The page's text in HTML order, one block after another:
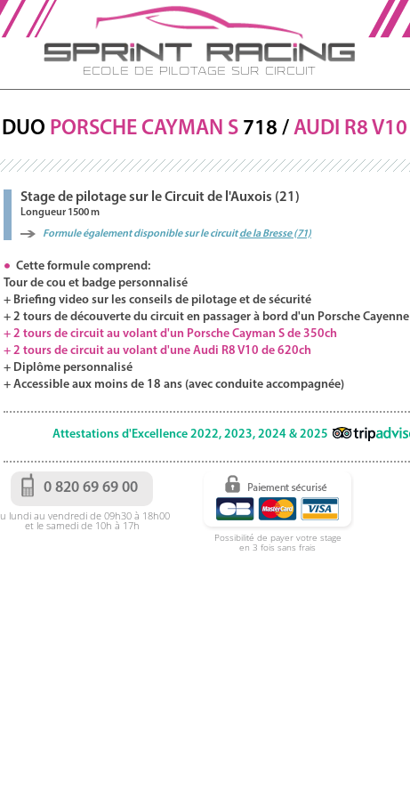
Ecole de Pilotage sur Circuit
DUO PORSCHE CAYMAN S 718 / AUDI R8 V10
Stage de pilotage sur le Circuit de l'Auxois (21)
Longueur 1500 m
Formule également disponible sur le circuitde la Bresse (71)
Cette formule comprend:
Tour de cou et badge personnalisé
+ Briefing video sur les conseils de pilotage et de sécurité
+ 2 tours de découverte du circuit en passager à bord d'un Porsche Cayenne
+ 2 tours de circuit au volant d'un Porsche Cayman S de 350ch
+ 2 tours de circuit au volant d'une Audi R8 V10 de 620ch
+ Diplôme personnalisé
+ Accessible aux moins de 18 ans (avec conduite accompagnée)
Attestations d'Excellence 2022, 2023, 2024 & 2025
0 820 69 69 00
lundi au vendredi de 09h30 à 18h00
et le samedi de 10h à 17h
Possibilité de payer votre stage
en 3 fois sans frais